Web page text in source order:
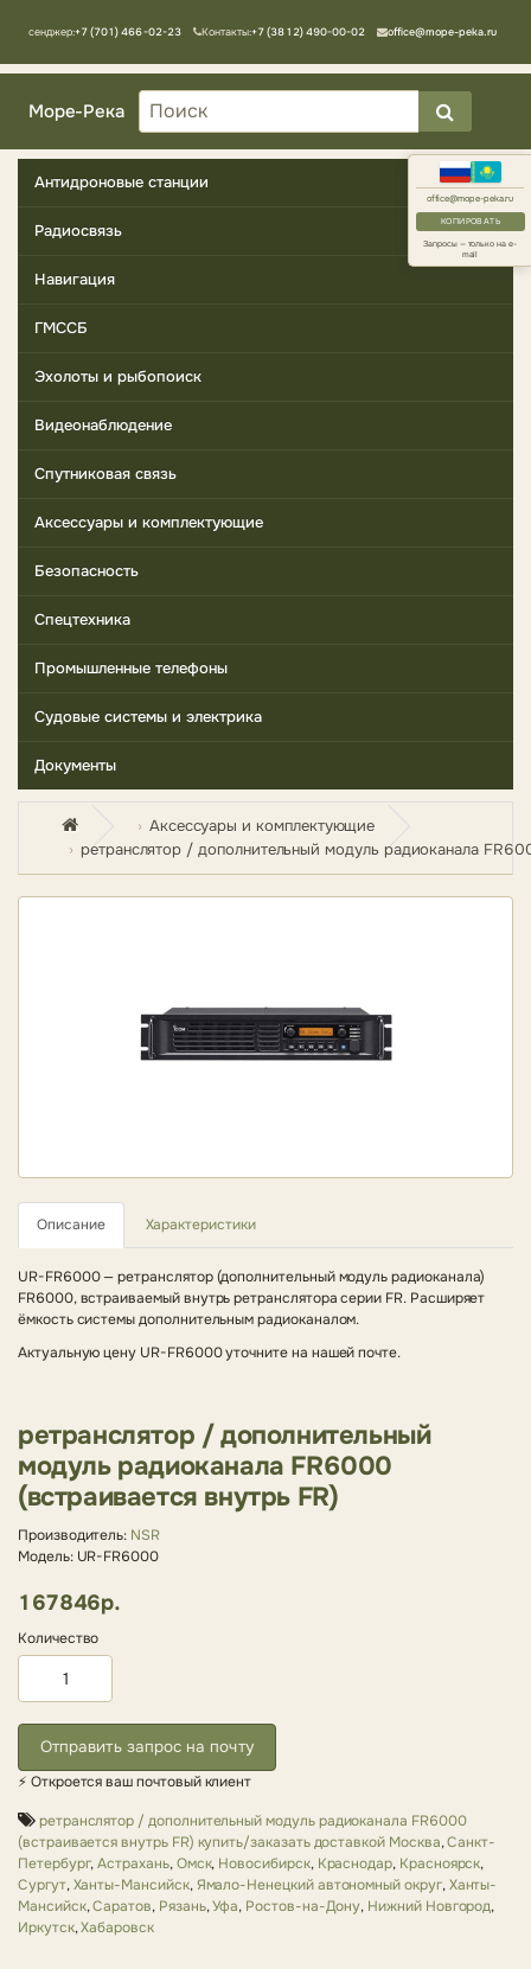
office@mope-peka.ru
КОПИРОВАТЬ
Запросы — только на e-
mail
Мессенджер:+7 (701) 466-02-23 Контакты:+7 (3812) 490-00-02 office@mope-peka.ru
Море-Река
Антидроновые станции
Радиосвязь
Навигация
ГМССБ
Эхолоты и рыбопоиск
Видеонаблюдение
Спутниковая связь
Аксессуары и комплектующие
Безопасность
Спецтехника
Промышленные телефоны
Судовые системы и электрика
Документы
Аксессуары и комплектующие
ретранслятор / дополнительный модуль радиоканала
Описание Характеристики
UR-FR6000 — ретранслятор (дополнительный модуль радиоканала)
FR6000, встраиваемый внутрь ретранслятора серии FR. Расширяет
ёмкость системы дополнительным радиоканалом.
Актуальную цену UR-FR6000 уточните на нашей почте.
ретранслятор / дополнительный
модуль радиоканала FR6000
(встраивается внутрь FR)
Производитель: NSR
Модель: UR-FR6000
167846р.
Количество
Отправить запрос на почту
⚡ Откроется ваш почтовый клиент
ретранслятор / дополнительный модуль радиоканала FR6000
(встраивается внутрь FR) купить/заказать доставкой Москва,Санкт-
Петербург,Астрахань,Омск, Новосибирск, Краснодар, Красноярск,
Сургут,Ханты-Мансийск,Ямало-Ненецкий автономный округ,Ханты-
Мансийск,Саратов, Рязань,Уфа, Ростов-на-Дону, Нижний Новгород,
Иркутск,Хабаровск